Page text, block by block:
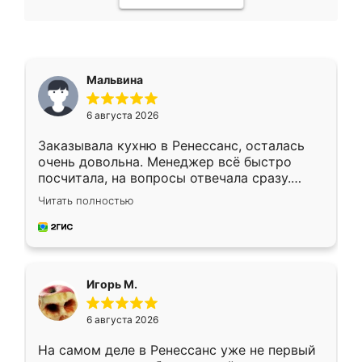
Мальвина
6 августа 2026
Заказывала кухню в Ренессанс, осталась
очень довольна. Менеджер всё быстро
посчитала, на вопросы отвечала сразу.
Замерщик приехал в субботу, подошёл к
делу со всей ответственностью. Собрали
за день, ребята работали аккуратно, даже
Читать полностью
Игорь М.
6 августа 2026
На самом деле в Ренессанс уже не первый